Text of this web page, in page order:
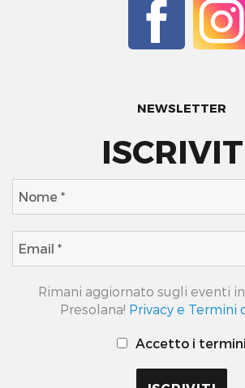
NEWSLETTER
Rimani aggiornato sugli eventi
Presolana! Privacy e Termini
Accetto i termini